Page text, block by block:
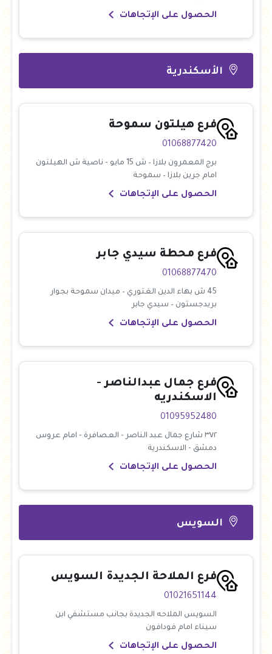
الحصول على الإتجاهات
الأسكندرية
فرع هيلتون سموحة
01068877420
برج المعمرون بلازا – ش 15 مايو - ناصية ش الهيلتون
امام جرين بلازا – سموحة
الحصول على الإتجاهات
فرع محطة سيدي جابر
01068877470
45 ش بهاء الدين الغتوري – ميدان سموحة بجوار
بريدجستون – سيدي جابر
الحصول على الإتجاهات
فرع جمال عبدالناصر -
الاسكندريه
01095952480
٣٧٢ شارع جمال عبد الناصر - العصافرة - امام عروس
دمشق - الاسكندرية
الحصول على الإتجاهات
السويس
فرع الملاحة الجديدة السويس
01021651144
السويس الملاحه الجديدة بجانب مستشفي ابن
سيناء امام فودافون
الحصول على الإتجاهات